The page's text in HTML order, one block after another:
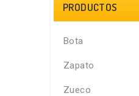
PRODUCTOS
Bota
Zapato
Zueco